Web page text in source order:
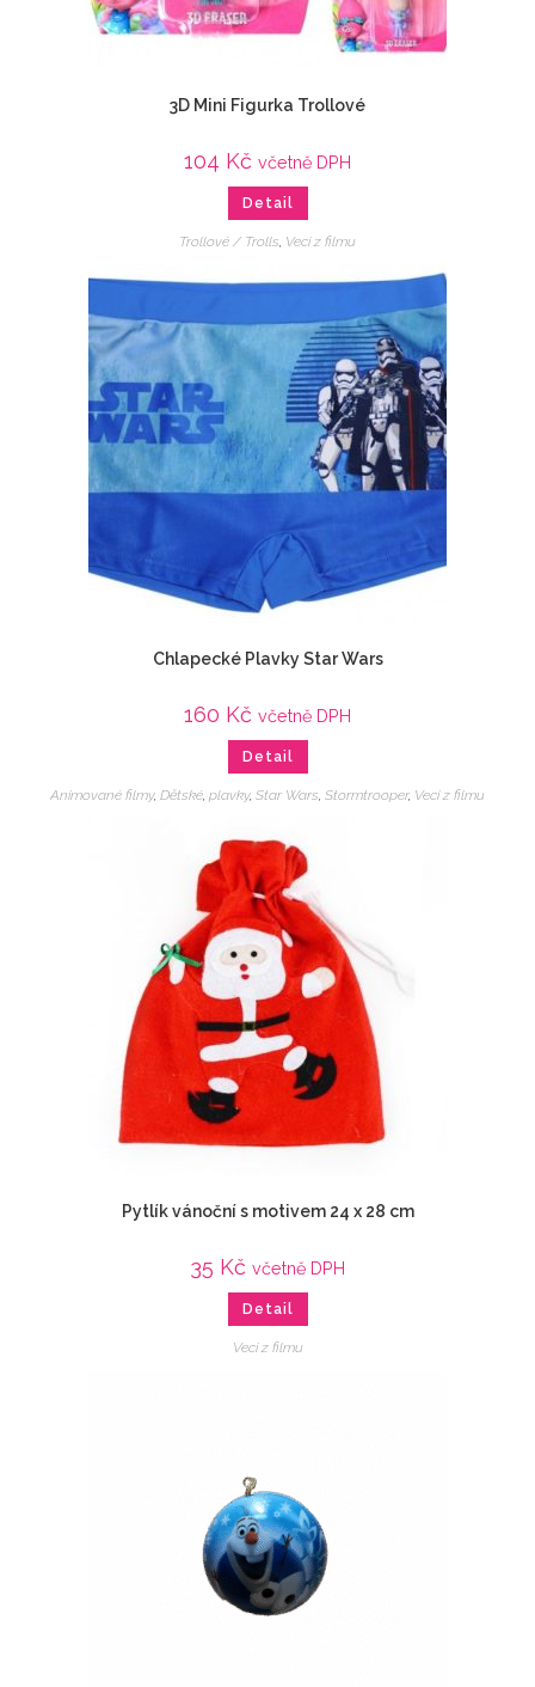
3D Mini Figurka Trollové
104 Kč včetně DPH
Detail
Trollové / Trolls, Veci z filmu
Chlapecké Plavky Star Wars
160 Kč včetně DPH
Detail
Animované filmy, Dětské plavky, Star Wars Stormtrooper, Veci z filmu
Pytlík vánoční s motivem 24 x 28 cm
35 Kč včetně DPH
Detail
Veci z filmu